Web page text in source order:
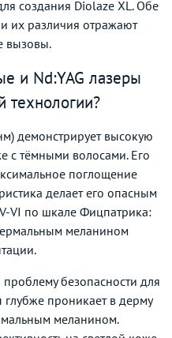
создания Diolaze XL. Обе
их различия отражают
вызовы.
и Nd:YAG лазеры
технологии?
демонстрирует высокую
с тёмными волосами. Его
поглощение
делает его опасным
VI по шкале Фицпатрика:
меланином
безопасности для
проникает в дерму
меланином.